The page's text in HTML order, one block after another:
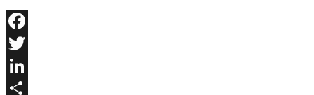
Facebook
Twitter
LinkedIn